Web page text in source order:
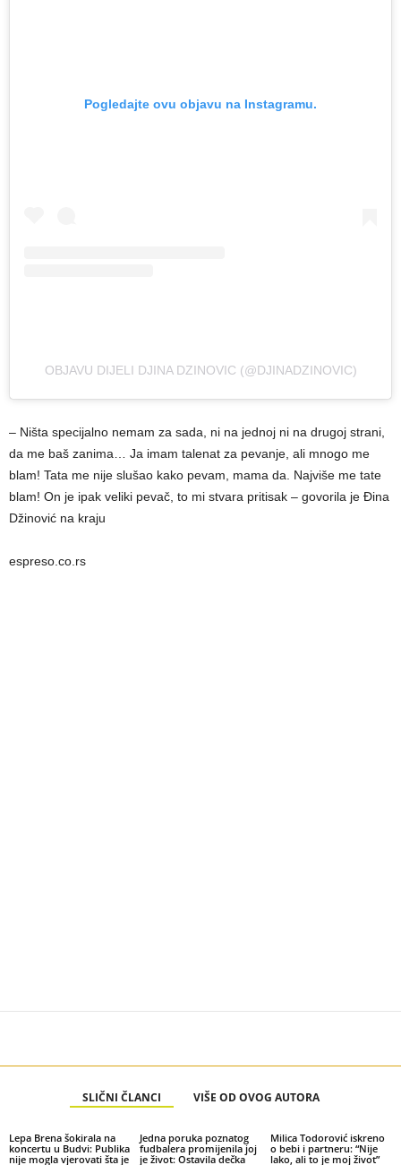
Pogledajte ovu objavu na Instagramu.
OBJAVU DIJELI DJINA DZINOVIC (@DJINADZINOVIC)
– Ništa specijalno nemam za sada, ni na jednoj ni na drugoj strani,
da me baš zanima… Ja imam talenat za pevanje, ali mnogo me
blam! Tata me nije slušao kako pevam, mama da. Najviše me tate
blam! On je ipak veliki pevač, to mi stvara pritisak – govorila je Đina
Džinović na kraju
espreso.co.rs
SLIČNI ČLANCI VIŠE OD OVOG AUTORA
Lepa Brena šokirala na
koncertu u Budvi: Publika
nije mogla vjerovati šta je
Jedna poruka poznatog
fudbalera promijenila joj
je život: Ostavila dečka
Milica Todorović iskreno
o bebi i partneru: “Nije
lako, ali to je moj život”